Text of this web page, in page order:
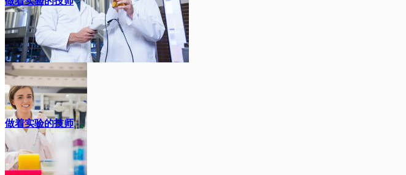
做着实验的技师